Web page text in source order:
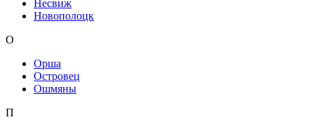
Несвиж
Новополоцк
О
Орша
Островец
Ошмяны
П